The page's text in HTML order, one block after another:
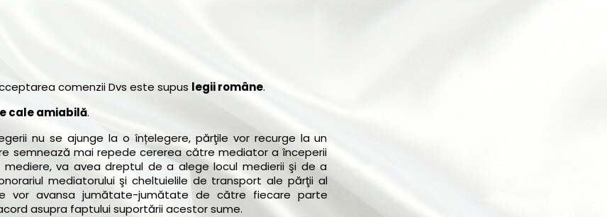
comenzii Dvs este supus legii române.
cale amiabilă.
nu se ajunge la o înțelegere, părţile vor recurge la un
semnează mai repede cererea către mediator a începerii
va avea dreptul de a alege locul medierii şi de a
mediatorului şi cheltuielile de transport ale părţii al
vor avansa jumătate-jumătate de către fiecare parte
asupra faptului suportării acestor sume.